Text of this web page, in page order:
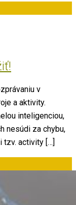
v
a aktivity.
inteligenciou,
nesúdi za chybu,
tzv. activity […]